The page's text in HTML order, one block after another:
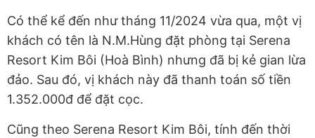
Có thể kể đến như tháng 11/2024 vừa qua, một vị
khách có tên là N.M.Hùng đặt phòng tại Serena
Resort Kim Bôi (Hoà Bình) nhưng đã bị kẻ gian lừa
đảo. Sau đó, vị khách này đã thanh toán số tiền
1.352.000đ để đặt cọc.
Cũng theo Serena Resort Kim Bôi, tính đến thời